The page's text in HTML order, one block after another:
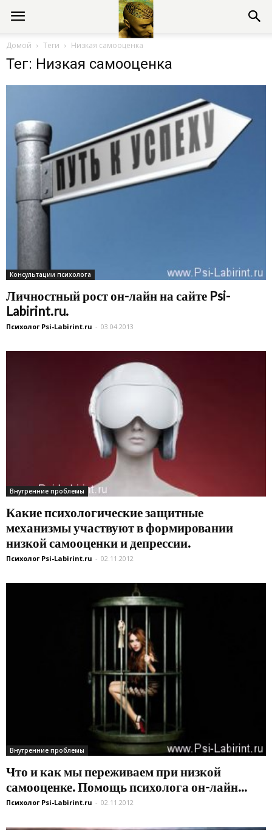
Консультации
психолога
онлайн
Домой Теги Низкая самооценка
Тег: Низкая самооценка
Консультации психолога
Личностный рост он-лайн на сайте Psi-
Labirint.ru.
Психолог Psi-Labirint.ru - 03.04.2013
Внутренние проблемы
Какие психологические защитные
механизмы участвуют в формировании
низкой самооценки и депрессии.
Психолог Psi-Labirint.ru - 02.11.2012
Внутренние проблемы
Что и как мы переживаем при низкой
самооценке. Помощь психолога он-лайн...
Психолог Psi-Labirint.ru - 02.11.2012